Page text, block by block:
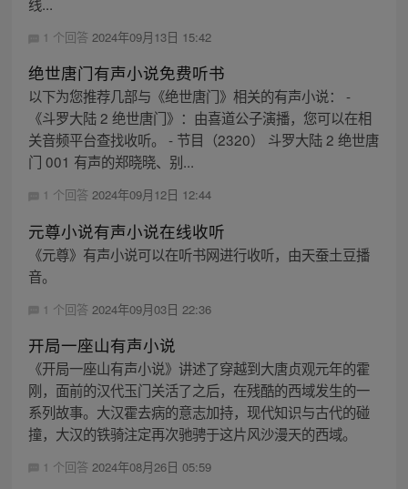
1 个回答 2024年09月13日 15:42
绝世唐门有声小说免费听书
以下为您推荐几部与《绝世唐门》相关的有声小说： -
《斗罗大陆 2 绝世唐门》：由喜道公子演播，您可以在相
关音频平台查找收听。 - 节目（2320） ‭斗罗大陆 2 绝世唐
门 001 有声的郑晓晓、别...
1 个回答 2024年09月12日 12:44
元尊小说有声小说在线收听
《元尊》有声小说可以在听书网进行收听，由天蚕土豆播
音。
1 个回答 2024年09月03日 22:36
开局一座山有声小说
《开局一座山有声小说》讲述了穿越到大唐贞观元年的霍
刚，面前的汉代玉门关活了之后，在残酷的西域发生的一
系列故事。大汉霍去病的意志加持，现代知识与古代的碰
撞，大汉的铁骑注定再次驰骋于这片风沙漫天的西域。
1 个回答 2024年08月26日 05:59